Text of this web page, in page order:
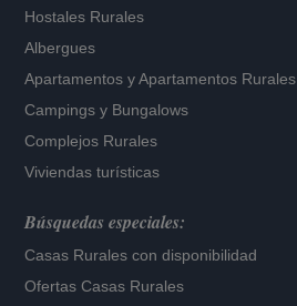
Hostales Rurales
Albergues
Apartamentos yApartamentos Rurales
Campings y Bungalows
Complejos Rurales
Viviendas turísticas
Búsquedas especiales:
Casas Rurales con disponibilidad
Ofertas Casas Rurales